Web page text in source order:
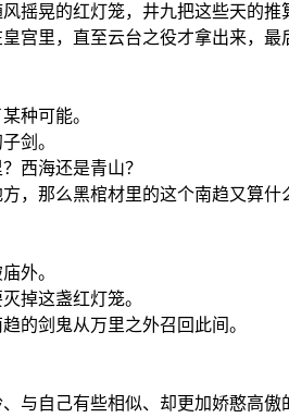
摇晃的红灯笼，井九把这些天的推
宫里，直至云台之役才拿出来，最
种可能。
剑。
西海还是青山？
，那么黑棺材里的这个南趋又算什
外。
掉这盏红灯笼。
的剑鬼从万里之外召回此间。
与自己有些相似、却更加娇憨高傲